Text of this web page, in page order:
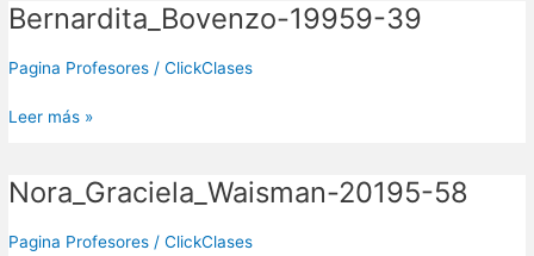
Bernardita_Bovenzo-19959-39
Pagina Profesores /ClickClases
Bernardita_Bovenzo-
39
Leer más »
Nora_Graciela_Waisman-20195-58
Pagina Profesores /ClickClases
Nora_Graciela_Waisman-
58